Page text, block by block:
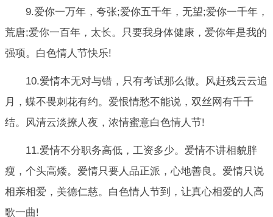
9.爱你一万年，夸张;爱你五千年，无望;爱你一千年，
荒唐;爱你一百年，太长。只要我身体健康，爱你年是我的
强项。白色情人节快乐!
10.爱情本无对与错，只有考试那么做。风赶残云云追
月，蝶不畏刺花有约。爱恨情愁不能说，双丝网有千千
结。风清云淡撩人夜，浓情蜜意白色情人节!
11.爱情不分职务高低，工资多少。爱情不讲相貌胖
瘦，个头高矮。爱情只要人品正派，心地善良。爱情只说
相亲相爱，美德仁慈。白色情人节到，让真心相爱的人高
歌一曲!